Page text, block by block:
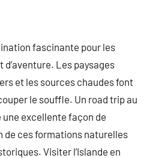
fascinante pour les
Les paysages
et les sources chaudes font
le souffle. Un road trip au
excellente façon de
de ces formations naturelles
Visiter l’Islande en